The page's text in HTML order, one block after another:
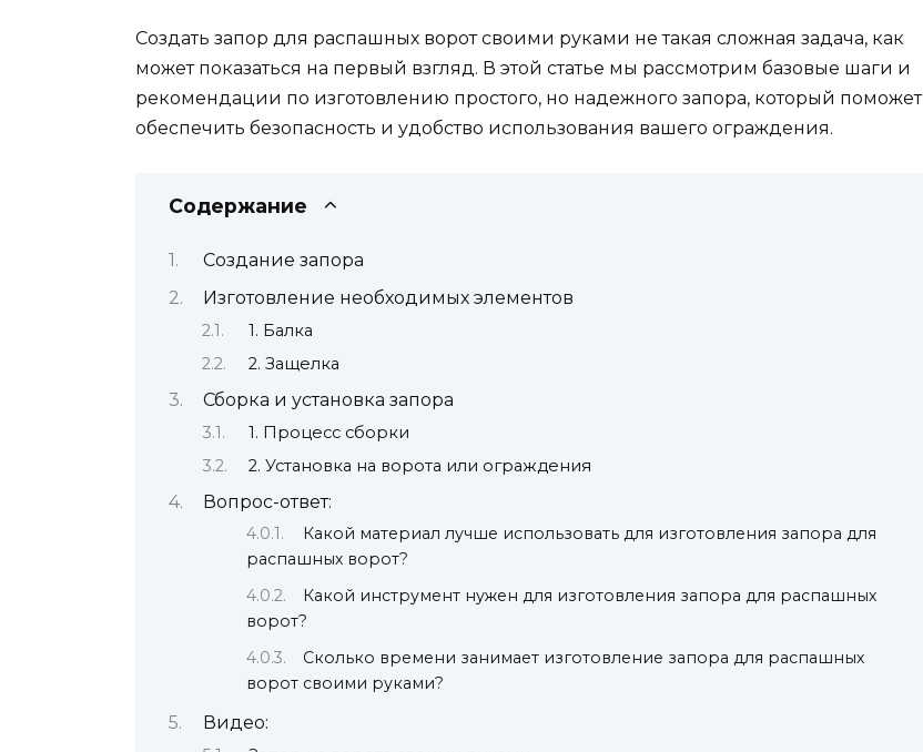
Создать запор для распашных ворот своими руками не такая сложная задача, как
может показаться на первый взгляд. В этой статье мы рассмотрим базовые шаги и
рекомендации по изготовлению простого, но надежного запора, который поможет
обеспечить безопасность и удобство использования вашего ограждения.
Содержание
Создание запора
Изготовление необходимых элементов
1. Балка
2. Защелка
Сборка и установка запора
1. Процесс сборки
2. Установка на ворота или ограждения
Вопрос-ответ:
Какой материал лучше использовать для изготовления запора для
распашных ворот?
Какой инструмент нужен для изготовления запора для распашных
ворот?
Сколько времени занимает изготовление запора для распашных
ворот своими руками?
Видео: